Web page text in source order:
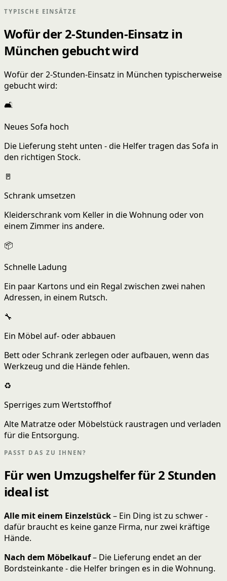
TYPISCHE EINSÄTZE
Wofür der 2-Stunden-Einsatz in
München gebucht wird
Wofür der 2-Stunden-Einsatz in München typischerweise
gebucht wird:
🛋️
Neues Sofa hoch
Die Lieferung steht unten - die Helfer tragen das Sofa in
den richtigen Stock.
🚪
Schrank umsetzen
Kleiderschrank vom Keller in die Wohnung oder von
einem Zimmer ins andere.
📦
Schnelle Ladung
Ein paar Kartons und ein Regal zwischen zwei nahen
Adressen, in einem Rutsch.
🔧
Ein Möbel auf- oder abbauen
Bett oder Schrank zerlegen oder aufbauen, wenn das
Werkzeug und die Hände fehlen.
♻️
Sperriges zum Wertstoffhof
Alte Matratze oder Möbelstück raustragen und verladen
für die Entsorgung.
PASST DAS ZU IHNEN?
Für wen Umzugshelfer für 2 Stunden
ideal ist
Alle mit einem Einzelstück– Ein Ding ist zu schwer -
dafür braucht es keine ganze Firma, nur zwei kräftige
Hände.
Nach dem Möbelkauf– Die Lieferung endet an der
Bordsteinkante - die Helfer bringen es in die Wohnung.